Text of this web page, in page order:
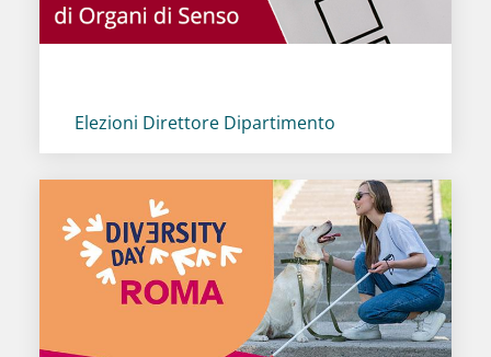
Titolo card:
Elezioni Direttore Dipartimento